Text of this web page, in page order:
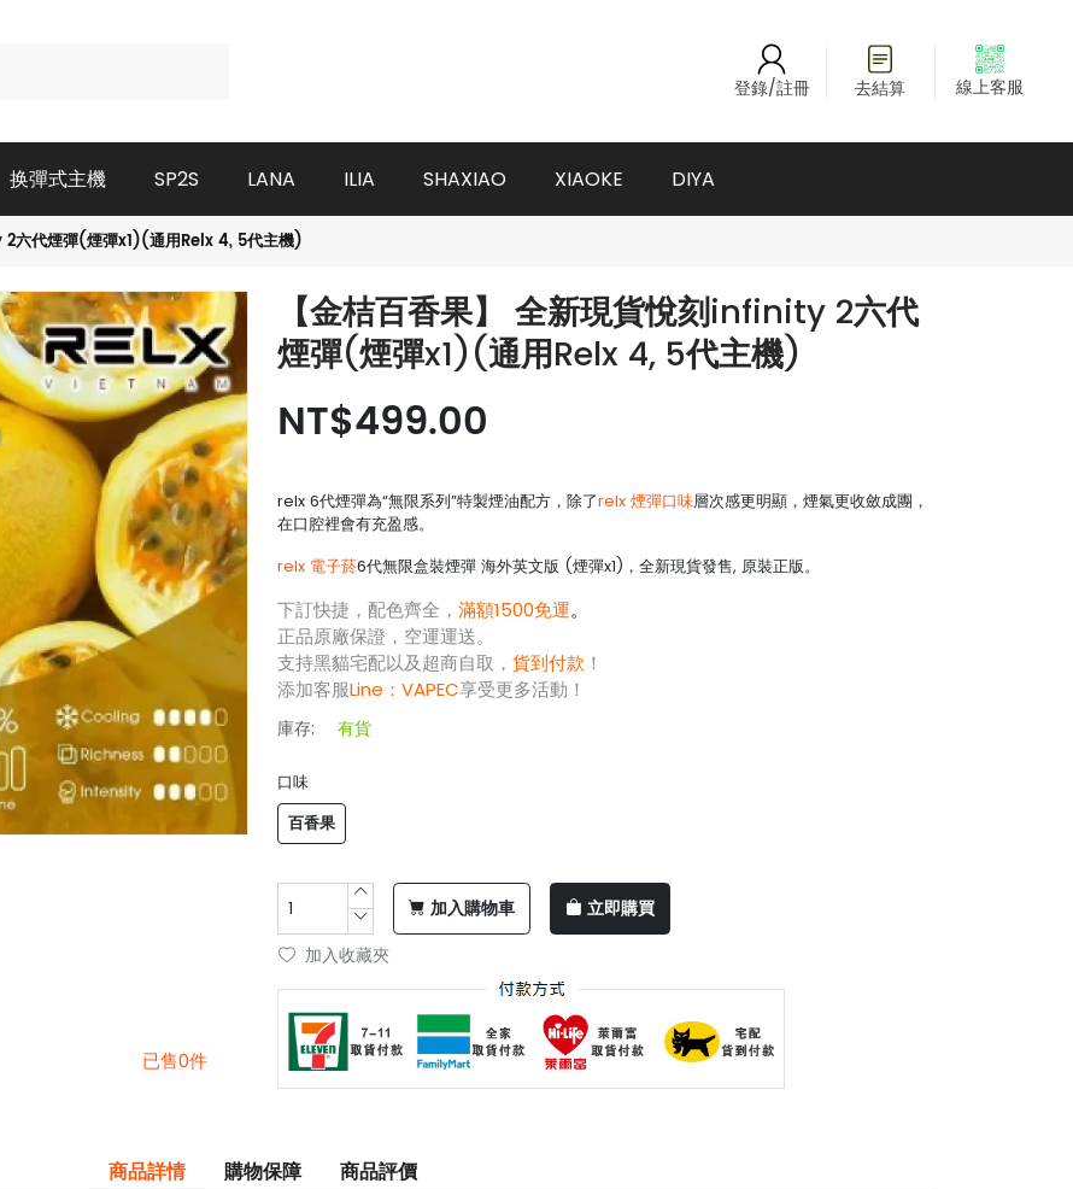
登錄/註冊 去結算 線上客服
换彈式主機 SP2S LANA ILIA SHAXIAO XIAOKE DIYA
2六代煙彈(煙彈x1)(通用Relx 4, 5代主機)
已售0件
【金桔百香果】 全新現貨悅刻infinity 2六代
煙彈(煙彈x1)(通用Relx 4, 5代主機)
NT$499.00
relx 6代煙彈為“無限系列”特製煙油配方，除了relx 煙彈口味層次感更明顯，煙氣更收斂成團，
在口腔裡會有充盈感。
relx 電子菸6代無限盒裝煙彈 海外英文版 (煙彈x1)，全新現貨發售, 原裝正版。
下訂快捷，配色齊全， 滿額1500免運。
正品原廠保證，空運運送。
支持黑貓宅配以及超商自取， 貨到付款 ！
添加客服Line： VAPEC享受更多活動！
庫存: 有貨
口味
百香果
加入購物車 立即購買
加入收藏夾
商品詳情 購物保障 商品評價